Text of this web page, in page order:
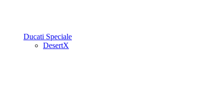
Ducati Speciale
DesertX